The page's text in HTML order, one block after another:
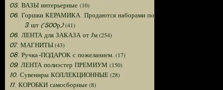
05. ВАЗЫ интерьерные (10)
06. Горшки КЕРАМИКА. Продаются наборами по
3 шт (500р)(41)
06. ЛЕНТА для ЗАКАЗА от 1м(254)
07. МАГНИТЫ(43)
08. Ручка-ПОДАРОК с пожеланием. (17)
09. ЛЕНТА полиэстер ПРЕМИУМ (150)
10. Сувениры КОЛЛЕКЦИОННЫЕ(28)
11. КОРОБКИ самосборные(8)